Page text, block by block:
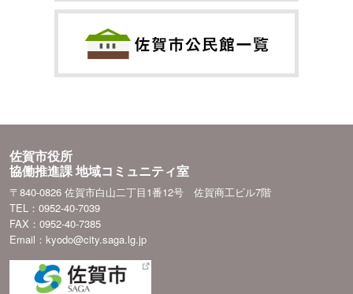
佐賀市役所
協働推進課 地域コミュニティ室
〒840-0826 佐賀市白山二丁目1番12号 佐賀商工ビル7階
TEL：0952-40-7039
FAX：0952-40-7385
Email：kyodo@city.saga.lg.jp